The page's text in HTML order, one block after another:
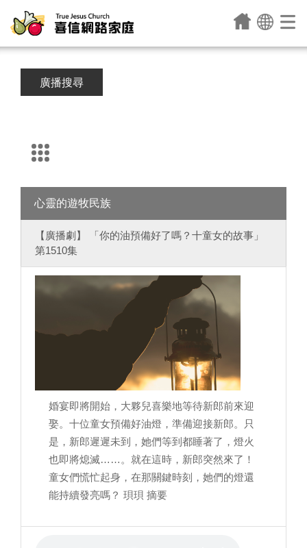
廣播搜尋
心靈的遊牧民族
【廣播劇】 「你的油預備好了嗎？十童女的故事」
第1510集
婚宴即將開始，大夥兒喜樂地等待新郎前來迎
娶。十位童女預備好油燈，準備迎接新郎。只
是，新郎遲遲未到，她們等到都睡著了，燈火
也即將熄滅……。就在這時，新郎突然來了！
童女們慌忙起身，在那關鍵時刻，她們的燈還
能持續發亮嗎？ 珼珼 摘要